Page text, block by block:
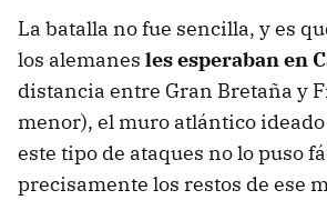
La batalla no fue sencilla, y es
los alemanes les esperaban en
distancia entre Gran Bretaña y
menor), el muro atlántico
este tipo de ataques no lo puso
precisamente los restos de ese